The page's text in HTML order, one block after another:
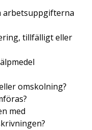
arbetsuppgifterna
tillfälligt eller
omskolning?
med